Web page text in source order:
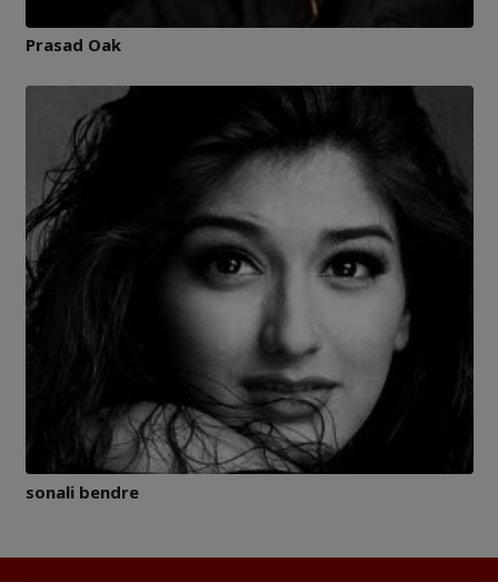
Prasad Oak
sonali bendre